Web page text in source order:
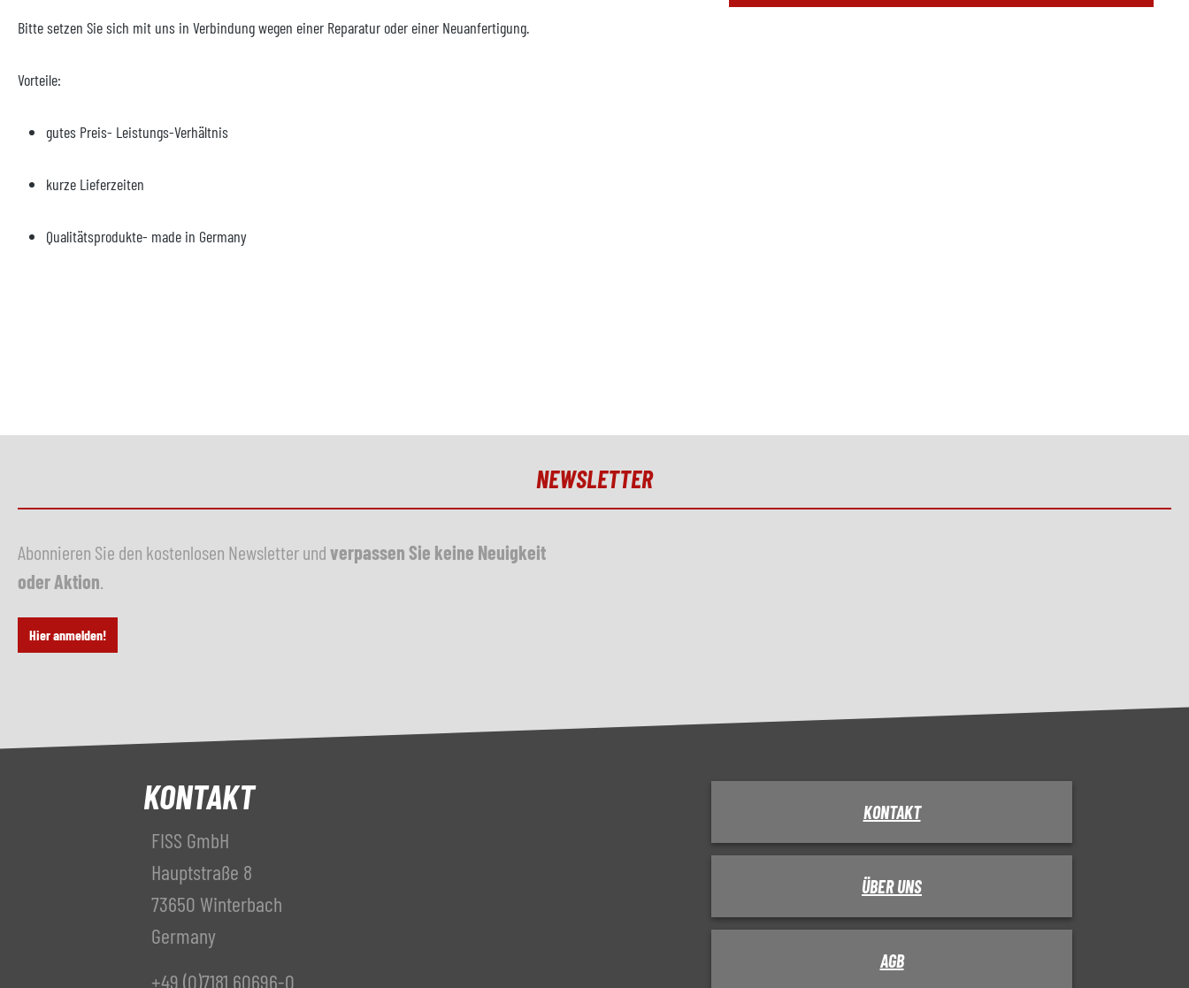
Bitte setzen Sie sich mit uns in Verbindung wegen einer Reparatur oder einer Neuanfertigung.
Vorteile:
gutes Preis- Leistungs-Verhältnis
kurze Lieferzeiten
Qualitätsprodukte- made in Germany
NEWSLETTER
Abonnieren Sie den kostenlosen Newsletter undverpassen Sie keine Neuigkeit
oder Aktion
Hier anmelden!
KONTAKT
FISS GmbH
Hauptstraße 8
73650 Winterbach
Germany
+49 (0)7181 60696-0
KONTAKT
ÜBER UNS
AGB